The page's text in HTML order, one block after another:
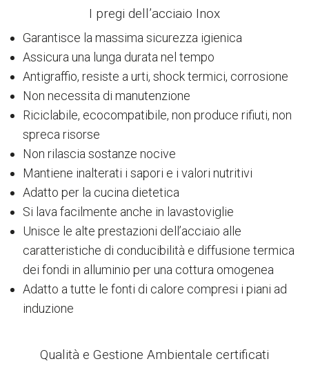
I pregi dell’acciaio Inox
Garantisce la massima sicurezza igienica
Assicura una lunga durata nel tempo
Antigraffio, resiste a urti, shock termici, corrosione
Non necessita di manutenzione
Riciclabile, ecocompatibile, non produce rifiuti, non
spreca risorse
Non rilascia sostanze nocive
Mantiene inalterati i sapori e i valori nutritivi
Adatto per la cucina dietetica
Si lava facilmente anche in lavastoviglie
Unisce le alte prestazioni dell’acciaio alle
caratteristiche di conducibilità e diffusione termica
dei fondi in alluminio per una cottura omogenea
Adatto a tutte le fonti di calore compresi i piani ad
induzione
Qualità e Gestione Ambientale certificati